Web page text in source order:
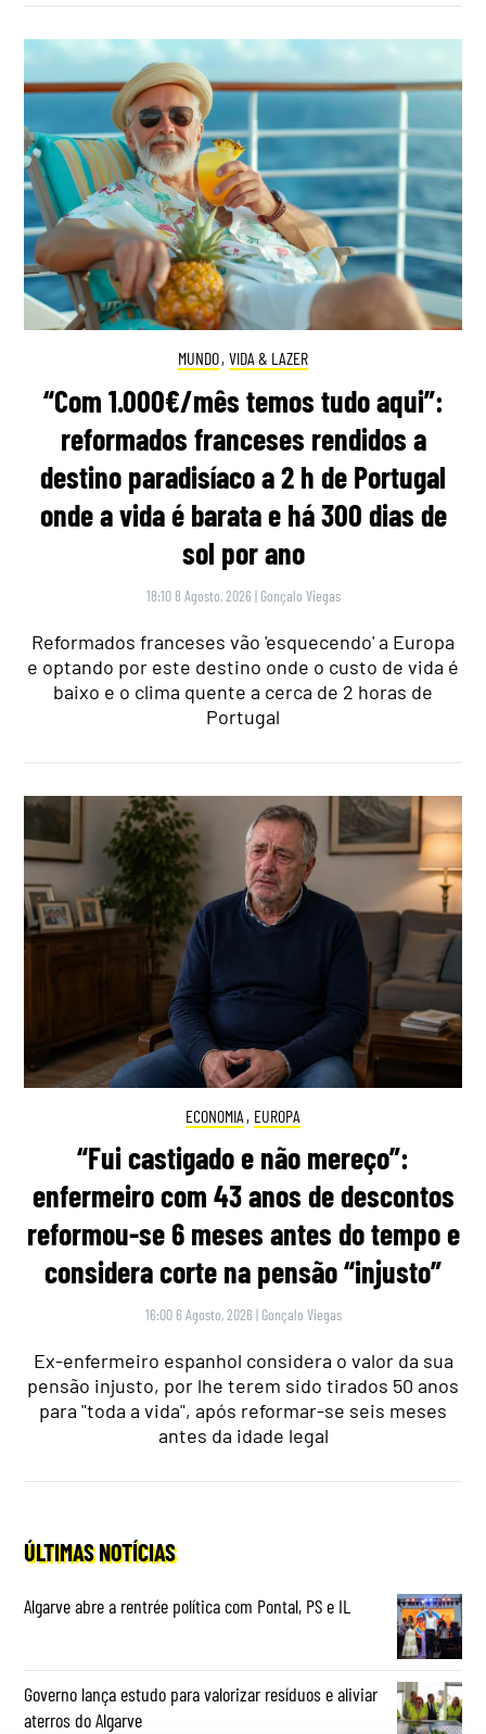
MUNDO, VIDA & LAZER
“Com 1.000€/mês temos tudo aqui”:
reformados franceses rendidos a
destino paradisíaco a 2 h de Portugal
onde a vida é barata e há 300 dias de
sol por ano
18:10 8 Agosto, 2026 | Gonçalo Viegas
Reformados franceses vão 'esquecendo' a Europa
e optando por este destino onde o custo de vida é
baixo e o clima quente a cerca de 2 horas de
Portugal
ECONOMIA , EUROPA
“Fui castigado e não mereço”:
enfermeiro com 43 anos de descontos
reformou-se 6 meses antes do tempo e
considera corte na pensão “injusto”
16:00 6 Agosto, 2026 | Gonçalo Viegas
Ex-enfermeiro espanhol considera o valor da sua
pensão injusto, por lhe terem sido tirados 50 anos
para "toda a vida", após reformar-se seis meses
antes da idade legal
ÚLTIMAS NOTÍCIAS
Algarve abre a rentrée política com Pontal, PS e IL
Governo lança estudo para valorizar resíduos e aliviar
aterros do Algarve